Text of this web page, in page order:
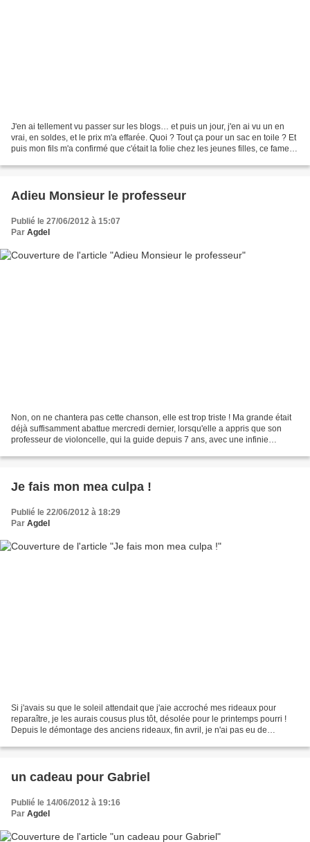
J'en ai tellement vu passer sur les blogs… et puis un jour, j'en ai vu un en
vrai, en soldes, et le prix m'a effarée. Quoi ? Tout ça pour un sac en toile ? Et
puis mon fils m'a confirmé que c'était la folie chez les jeunes filles, ce fameux
Adieu Monsieur le professeur
Publié le 27/06/2012 à 15:07
Par Agdel
Non, on ne chantera pas cette chanson, elle est trop triste ! Ma grande était
déjà suffisamment abattue mercredi dernier, lorsqu'elle a appris que son
professeur de violoncelle, qui la guide depuis 7 ans, avec une infinie
Je fais mon mea culpa !
Publié le 22/06/2012 à 18:29
Par Agdel
Si j'avais su que le soleil attendait que j'aie accroché mes rideaux pour
reparaître, je les aurais cousus plus tôt, désolée pour le printemps pourri !
Depuis le démontage des anciens rideaux, fin avril, je n'ai pas eu de
un cadeau pour Gabriel
Publié le 14/06/2012 à 19:16
Par Agdel